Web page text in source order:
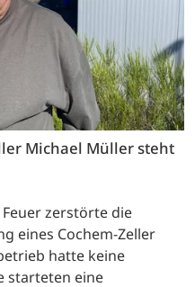
Michael Müller steht
zerstörte die
eines Cochem-Zeller
hatte keine
starteten eine